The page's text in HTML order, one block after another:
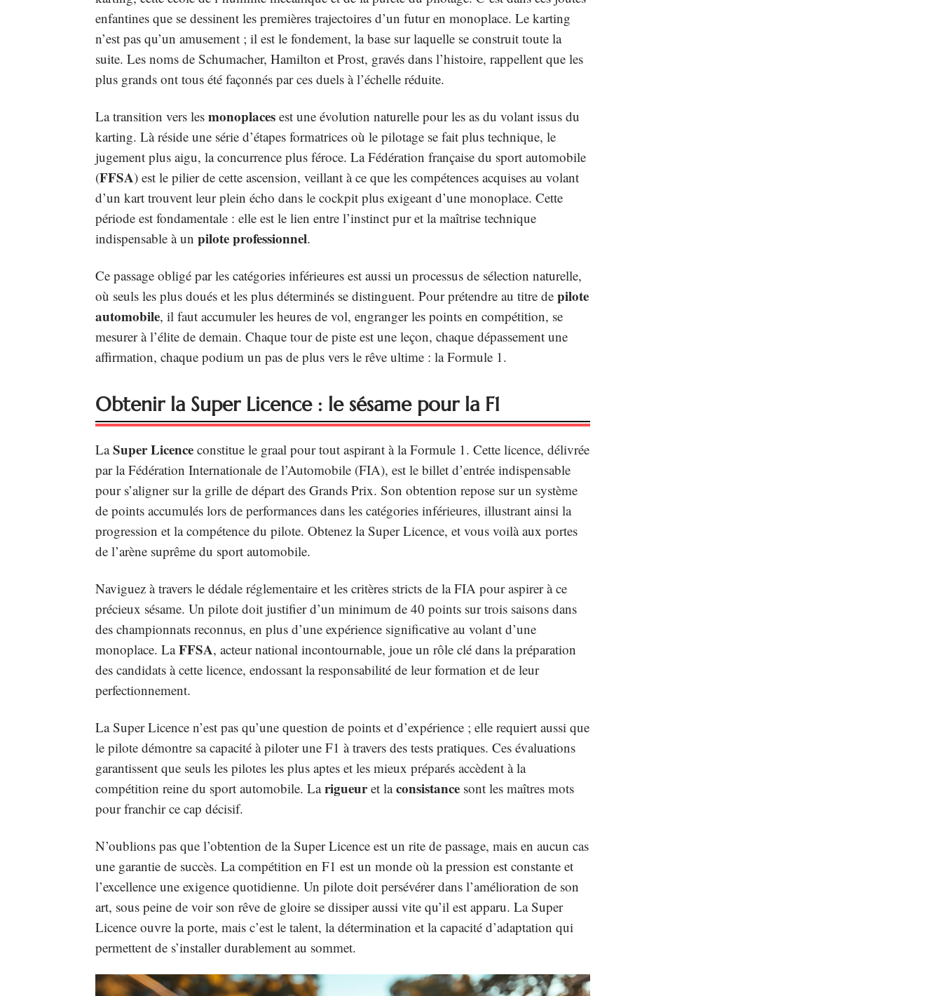
enfantines que se dessinent les premières trajectoires d’un futur en monoplace. Le karting
n’est pas qu’un amusement ; il est le fondement, la base sur laquelle se construit toute la
suite. Les noms de Schumacher, Hamilton et Prost, gravés dans l’histoire, rappellent que les
plus grands ont tous été façonnés par ces duels à l’échelle réduite.
La transition vers les monoplaces est une évolution naturelle pour les as du volant issus du
karting. Là réside une série d’étapes formatrices où le pilotage se fait plus technique, le
jugement plus aigu, la concurrence plus féroce. La Fédération française du sport automobile
(FFSA) est le pilier de cette ascension, veillant à ce que les compétences acquises au volant
d’un kart trouvent leur plein écho dans le cockpit plus exigeant d’une monoplace. Cette
période est fondamentale : elle est le lien entre l’instinct pur et la maîtrise technique
indispensable à un pilote professionnel.
Ce passage obligé par les catégories inférieures est aussi un processus de sélection naturelle,
où seuls les plus doués et les plus déterminés se distinguent. Pour prétendre au titre de pilote
automobile, il faut accumuler les heures de vol, engranger les points en compétition, se
mesurer à l’élite de demain. Chaque tour de piste est une leçon, chaque dépassement une
affirmation, chaque podium un pas de plus vers le rêve ultime : la Formule 1.
Obtenir la Super Licence : le sésame pour la F1
LaSuper Licence constitue le graal pour tout aspirant à la Formule 1. Cette licence, délivrée
par la Fédération Internationale de l’Automobile (FIA), est le billet d’entrée indispensable
pour s’aligner sur la grille de départ des Grands Prix. Son obtention repose sur un système
de points accumulés lors de performances dans les catégories inférieures, illustrant ainsi la
progression et la compétence du pilote. Obtenez la Super Licence, et vous voilà aux portes
de l’arène suprême du sport automobile.
Naviguez à travers le dédale réglementaire et les critères stricts de la FIA pour aspirer à ce
précieux sésame. Un pilote doit justifier d’un minimum de 40 points sur trois saisons dans
des championnats reconnus, en plus d’une expérience significative au volant d’une
monoplace. LaFFSA, acteur national incontournable, joue un rôle clé dans la préparation
des candidats à cette licence, endossant la responsabilité de leur formation et de leur
perfectionnement.
La Super Licence n’est pas qu’une question de points et d’expérience ; elle requiert aussi que
le pilote démontre sa capacité à piloter une F1 à travers des tests pratiques. Ces évaluations
garantissent que seuls les pilotes les plus aptes et les mieux préparés accèdent à la
compétition reine du sport automobile. Larigueuret laconsistance sont les maîtres mots
pour franchir ce cap décisif.
N’oublions pas que l’obtention de la Super Licence est un rite de passage, mais en aucun cas
une garantie de succès. La compétition en F1 est un monde où la pression est constante et
l’excellence une exigence quotidienne. Un pilote doit persévérer dans l’amélioration de son
art, sous peine de voir son rêve de gloire se dissiper aussi vite qu’il est apparu. La Super
Licence ouvre la porte, mais c’est le talent, la détermination et la capacité d’adaptation qui
permettent de s’installer durablement au sommet.